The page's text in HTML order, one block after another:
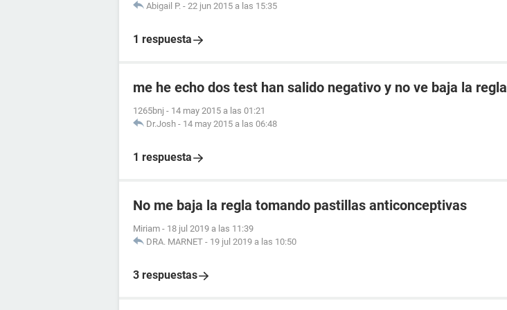
Abigail P. - 22 jun 2015 a las 15:35
1 respuesta
me he echo dos test han salido negativo y no ve baja la regla
1265bnj - 14 may 2015 a las 01:21
Dr.Josh - 14 may 2015 a las 06:48
1 respuesta
No me baja la regla tomando pastillas anticonceptivas
Miriam - 18 jul 2019 a las 11:39
DRA. MARNET - 19 jul 2019 a las 10:50
3 respuestas